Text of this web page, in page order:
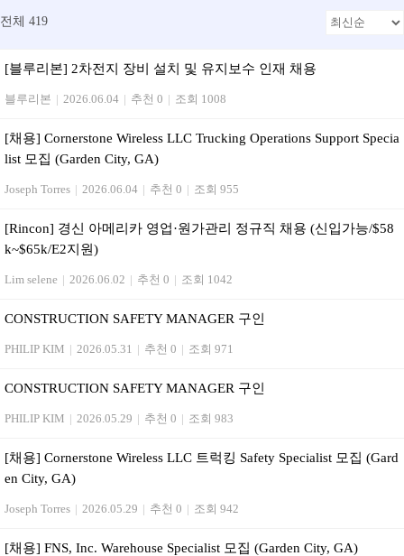
전체 419
[블루리본] 2차전지 장비 설치 및 유지보수 인재 채용
블루리본 | 2026.06.04 | 추천 0 | 조회 1008
[채용] Cornerstone Wireless LLC Trucking Operations Support Specia
list 모집 (Garden City, GA)
Joseph Torres | 2026.06.04 | 추천 0 | 조회 955
[Rincon] 경신 아메리카 영업·원가관리 정규직 채용 (신입가능/$58
k~$65k/E2지원)
Lim selene | 2026.06.02 | 추천 0 | 조회 1042
CONSTRUCTION SAFETY MANAGER 구인
PHILIP KIM | 2026.05.31 | 추천 0 | 조회 971
CONSTRUCTION SAFETY MANAGER 구인
PHILIP KIM | 2026.05.29 | 추천 0 | 조회 983
[채용] Cornerstone Wireless LLC 트럭킹 Safety Specialist 모집 (Gard
en City, GA)
Joseph Torres | 2026.05.29 | 추천 0 | 조회 942
[채용] FNS, Inc. Warehouse Specialist 모집 (Garden City, GA)